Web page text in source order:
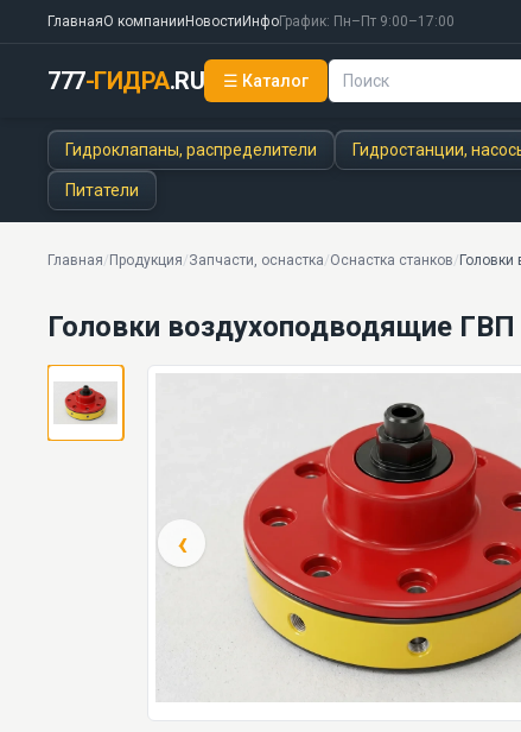
ГлавнаяО компании Новости ИнфоГрафик: Пн–Пт 9:00–17:00
777-ГИДРА.RU ☰ Каталог
Гидроклапаны, распределители Гидростанции,
Питатели
Главная/ Продукция/Запчасти, оснастка/Оснастка станков/
Головки воздухоподводящие ГВП 16-1, ГВП 16-2,
Головки воздухоподводящие
‹